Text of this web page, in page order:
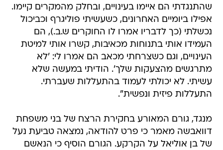
שהתנגדתי הם איימו בעינויים, ובחלק מהמקרים קיימו.
אפילו ביומיים האחרונים, כשעשיתי פוליגרף וכביכול
נכשלתי (כך לדבריו אמרו לו החוקרים ש.ב.), הם
העמידו אותי בתנוחות מכאיבות, קשרו אותי למיטת
העינויים, וגם כשצרחתי מכאב הם אמרו לי: 'לא
מתרגשים מהצעקות שלך'. הודיתי במעשה שלא
עשיתי. לא יכולתי לעמוד בהתעללות שעברתי.
התעללות פיזית ונפשית".
מנגד, גורם המאורע בחקירת הרצח של בני משפחת
דוואבשה מאמר כי פרט להודאה, נמצאה טביעת נעל
של בן אוליאל על הקרקע. הגורם הוסיף כי הנאשם